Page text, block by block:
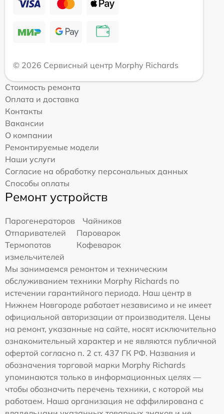
© 2026 Сервисный центр Morphy Richards
Стоимость ремонта
Оплата и доставка
Контакты
Вакансии
О компании
Ремонтируемые модели
Наши услуги
Согласие на обработку персональных данных
Способы оплаты
Ремонт устройств
Парогенераторов
Чайников
Отпаривателей
Пароварок
Термопотов
Кофеварок
измельчителей
Мы занимаемся ремонтом и техническим
обслуживанием техники Morphy Richards по
истечении гарантийного периода. Наш центр в
Нижнем Новгороде работает независимо и не имеет
официальной авторизации от производителя. Цены
на ремонт, указанные на сайте, носят исключительно
ознакомительный характер и не являются публичной
офертой согласно п. 2 ст. 437 ГК РФ. Названия и
обозначения торговой марки Morphy Richards
упоминаются только в информационных целях —
чтобы обозначить перечень техники, с которой мы
работаем. Наша организация не аффилирована с